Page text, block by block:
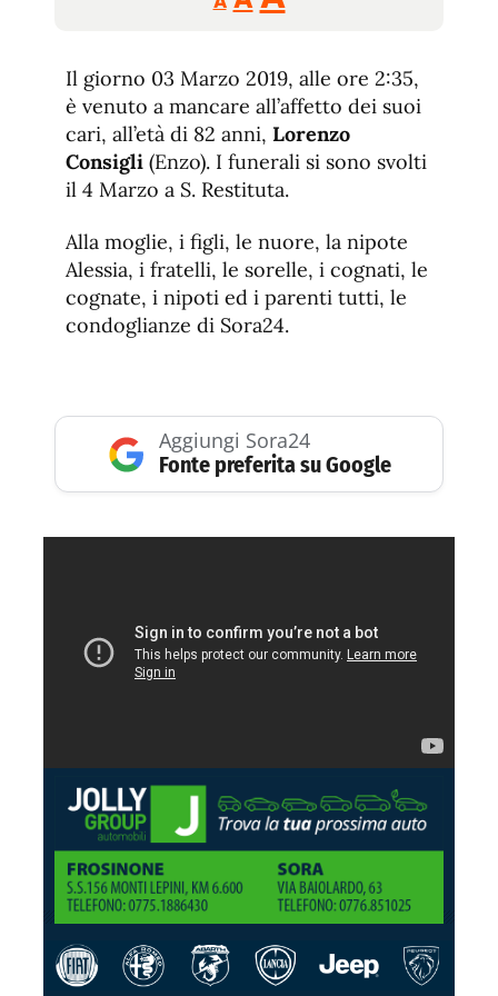
tamaño
de
fuente
de
fuente.
Il giorno 03 Marzo 2019, alle ore 2:35,
è venuto a mancare all’affetto dei suoi
cari, all’età di 82 anni, Lorenzo
Consigli (Enzo). I funerali si sono svolti
il 4 Marzo a S. Restituta.
Alla moglie, i figli, le nuore, la nipote
Alessia, i fratelli, le sorelle, i cognati, le
cognate, i nipoti ed i parenti tutti, le
condoglianze di Sora24.
Aggiungi Sora24
Fonte preferita su Google